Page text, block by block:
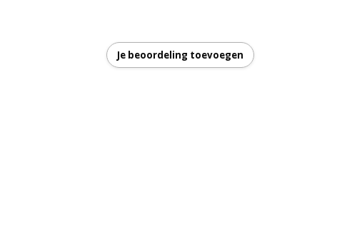
Je beoordeling toevoegen